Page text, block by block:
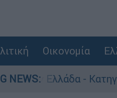
Οικονομία
NEWS:
- Κατηγορείται